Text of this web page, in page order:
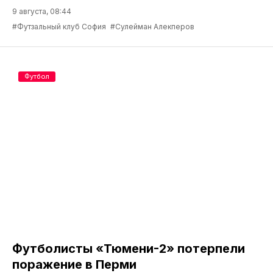
9 августа, 08:44
#Футзальный клуб София #Сулейман Алекперов
Футболисты «Тюмени-2» потерпели
поражение в Перми
Футбол